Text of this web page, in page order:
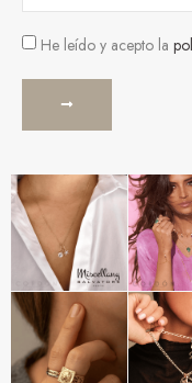
He leído y acepto la